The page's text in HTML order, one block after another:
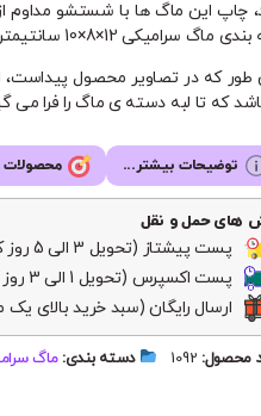
چاپ این ماگ ها با شستشو مداوم
سرامیکی 12×8×10 سانتیمتر می باشد.
که تا لبه دسته ی ماگ را فرا می
توضیحات بیشتر... محصولات
های حمل و نقل
پست پیشتاز (تحویل 3 الی 5 روز کاری)
پست اکسپرس (تحویل 1 الی 3 روز کاری)
ارسال رایگان (سبد خرید بالای
محصول: 1092 دسته بندی: ماگ